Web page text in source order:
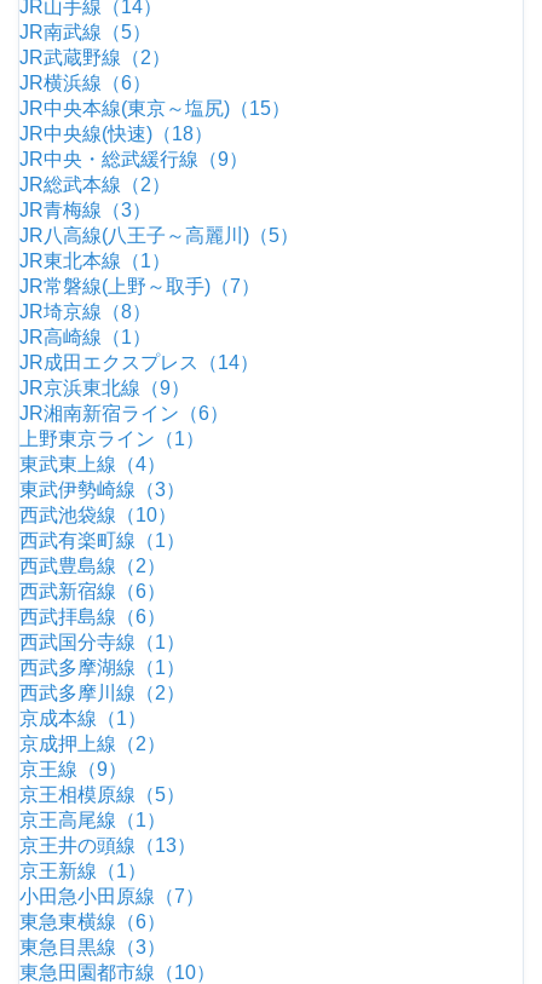
JR山手線（14）
JR南武線（5）
JR武蔵野線（2）
JR横浜線（6）
JR中央本線(東京～塩尻)（15）
JR中央線(快速)（18）
JR中央・総武緩行線（9）
JR総武本線（2）
JR青梅線（3）
JR八高線(八王子～高麗川)（5）
JR東北本線（1）
JR常磐線(上野～取手)（7）
JR埼京線（8）
JR高崎線（1）
JR成田エクスプレス（14）
JR京浜東北線（9）
JR湘南新宿ライン（6）
上野東京ライン（1）
東武東上線（4）
東武伊勢崎線（3）
西武池袋線（10）
西武有楽町線（1）
西武豊島線（2）
西武新宿線（6）
西武拝島線（6）
西武国分寺線（1）
西武多摩湖線（1）
西武多摩川線（2）
京成本線（1）
京成押上線（2）
京王線（9）
京王相模原線（5）
京王高尾線（1）
京王井の頭線（13）
京王新線（1）
小田急小田原線（7）
東急東横線（6）
東急目黒線（3）
東急田園都市線（10）